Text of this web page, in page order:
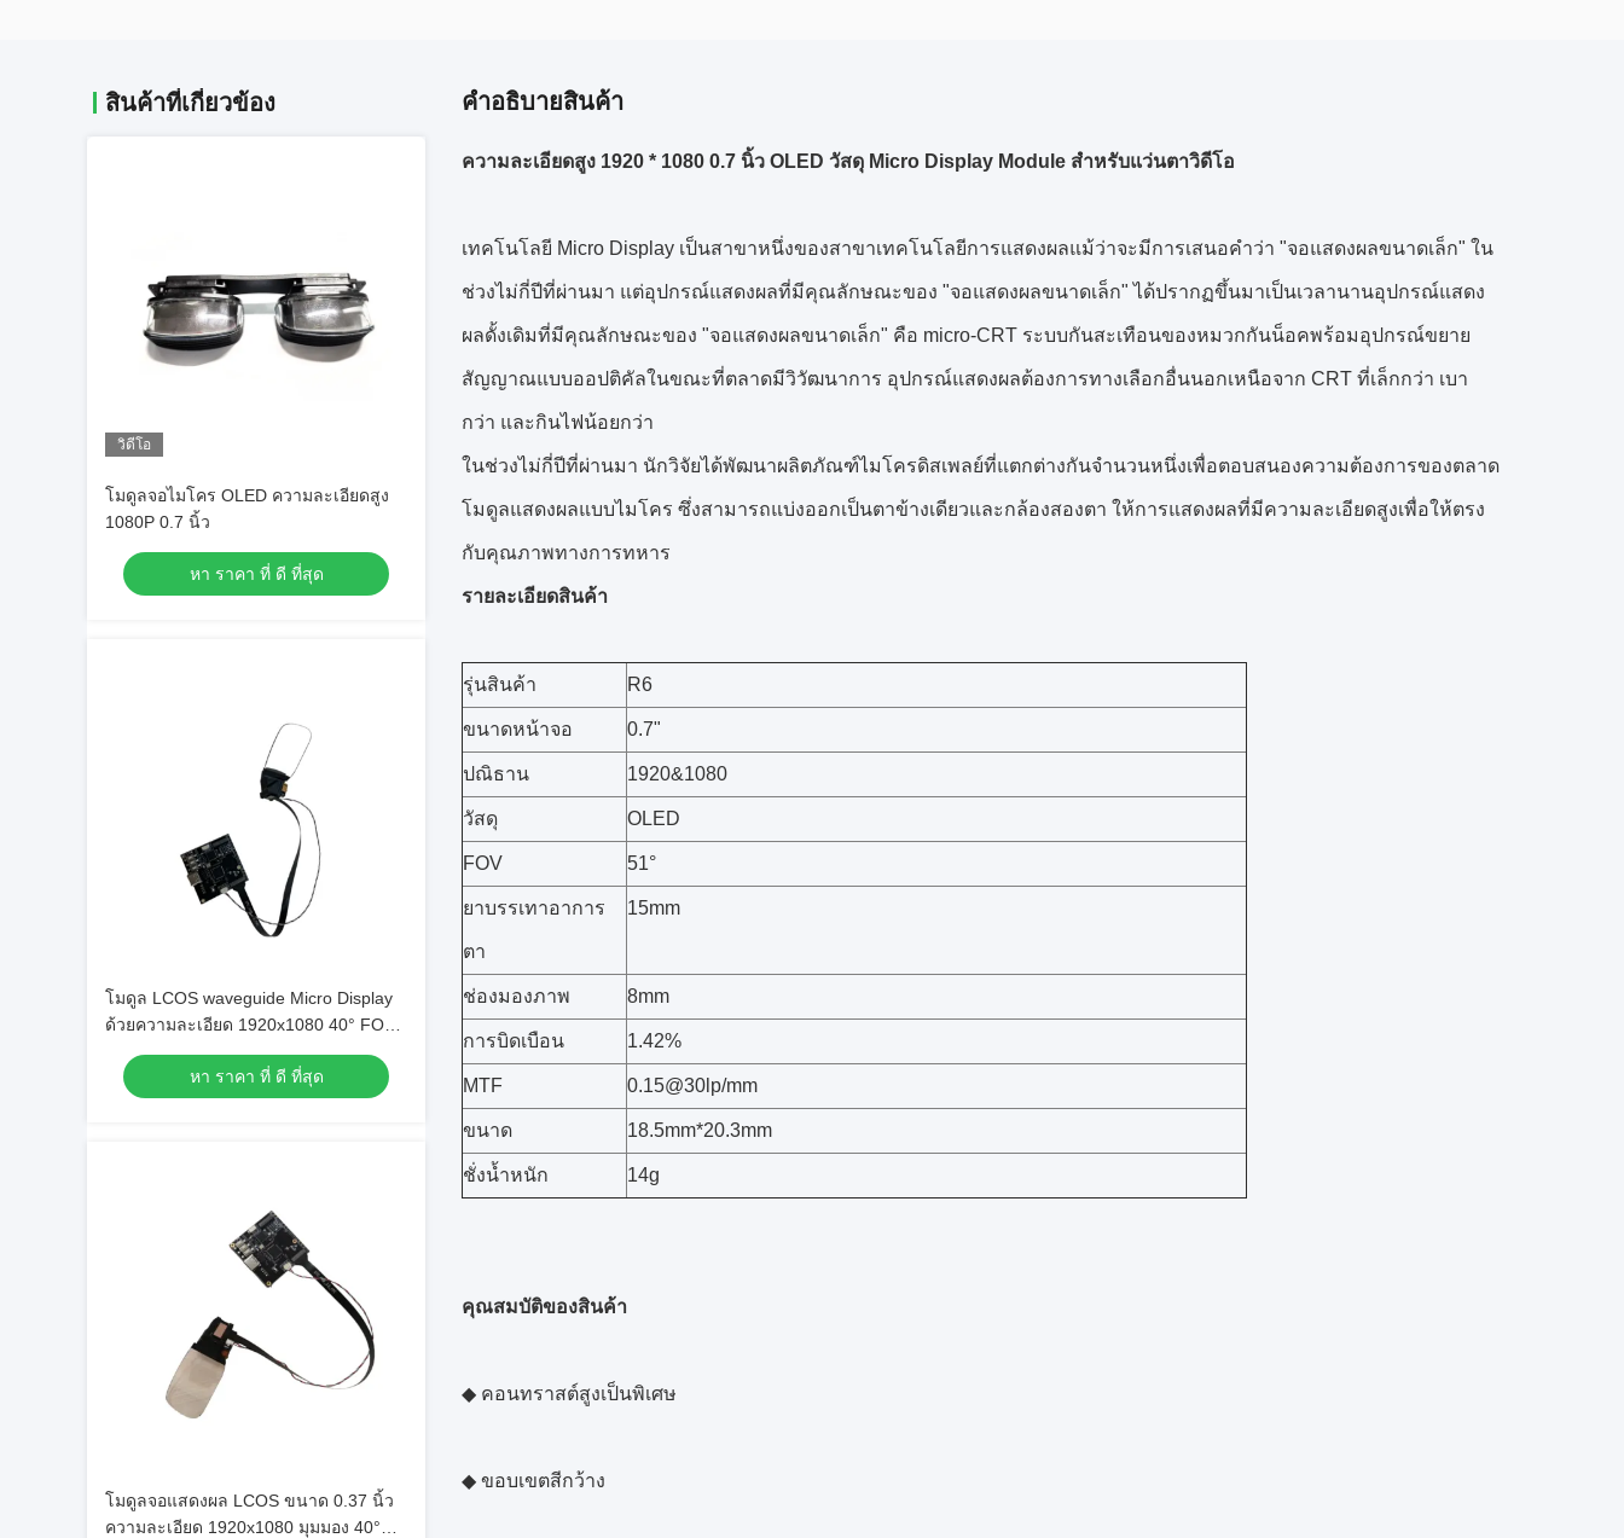
สินค้าที่เกี่ยวข้อง
วิดีโอ
โมดูลจอไมโคร OLED ความละเอียดสูง
1080P 0.7 นิ้ว
หา ราคา ที่ ดี ที่สุด
โมดูล LCOS waveguide Micro Display
ด้วยความละเอียด 1920x1080 40° FOV
และอัตราการอัพฟรี 120Hz
หา ราคา ที่ ดี ที่สุด
โมดูลจอแสดงผล LCOS ขนาด 0.37 นิ้ว
ความละเอียด 1920x1080 มุมมอง 40°
คําอธิบายสินค้า
ความละเอียดสูง 1920 * 1080 0.7 นิ้ว OLED วัสดุ Micro Display Module สำหรับแว่นตาวิดีโอ
เทคโนโลยี Micro Display เป็นสาขาหนึ่งของสาขาเทคโนโลยีการแสดงผลแม้ว่าจะมีการเสนอคำว่า "จอแสดงผลขนาดเล็ก" ใน
ช่วงไม่กี่ปีที่ผ่านมา แต่อุปกรณ์แสดงผลที่มีคุณลักษณะของ "จอแสดงผลขนาดเล็ก" ได้ปรากฏขึ้นมาเป็นเวลานานอุปกรณ์แสดง
ผลดั้งเดิมที่มีคุณลักษณะของ "จอแสดงผลขนาดเล็ก" คือ micro-CRT ระบบกันสะเทือนของหมวกกันน็อคพร้อมอุปกรณ์ขยาย
สัญญาณแบบออปติคัลในขณะที่ตลาดมีวิวัฒนาการ อุปกรณ์แสดงผลต้องการทางเลือกอื่นนอกเหนือจาก CRT ที่เล็กกว่า เบา
กว่า และกินไฟน้อยกว่า
ในช่วงไม่กี่ปีที่ผ่านมา นักวิจัยได้พัฒนาผลิตภัณฑ์ไมโครดิสเพลย์ที่แตกต่างกันจำนวนหนึ่งเพื่อตอบสนองความต้องการของตลาด
โมดูลแสดงผลแบบไมโคร ซึ่งสามารถแบ่งออกเป็นตาข้างเดียวและกล้องสองตา ให้การแสดงผลที่มีความละเอียดสูงเพื่อให้ตรง
กับคุณภาพทางการทหาร
รายละเอียดสินค้า
รุ่นสินค้า R6
ขนาดหน้าจอ 0.7"
ปณิธาน 1920&1080
วัสดุ OLED
FOV 51°
ยาบรรเทาอาการ
ตา
15mm
ช่องมองภาพ 8mm
การบิดเบือน 1.42%
MTF 0.15@30lp/mm
ขนาด 18.5mm*20.3mm
ชั่งน้ำหนัก 14g
คุณสมบัติของสินค้า
◆ คอนทราสต์สูงเป็นพิเศษ
◆ ขอบเขตสีกว้าง